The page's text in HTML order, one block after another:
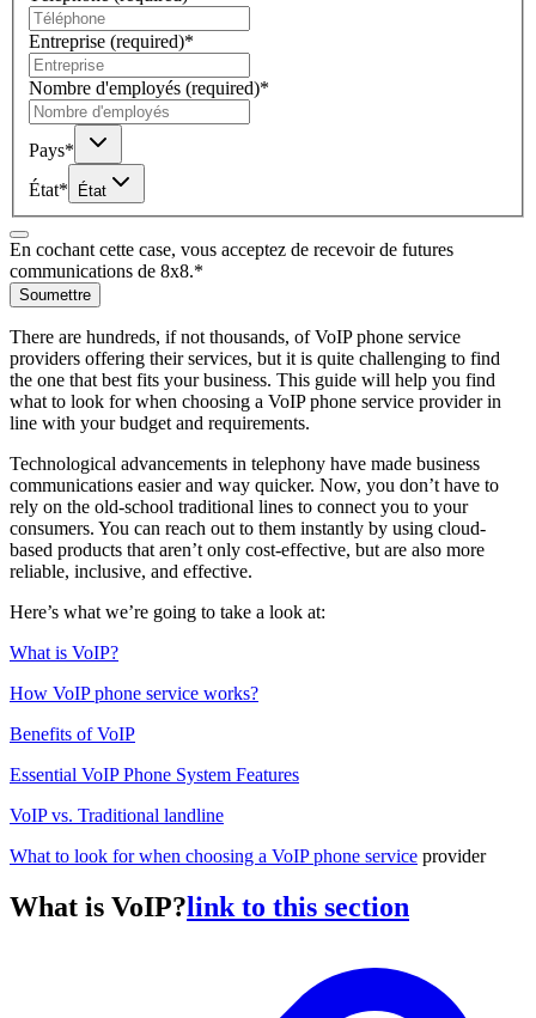
Entreprise (required)*
Nombre d'employés (required)*
Pays*
État* État
En cochant cette case, vous acceptez de recevoir de futures
communications de 8x8.*
Soumettre
There are hundreds, if not thousands, of VoIP phone service
providers offering their services, but it is quite challenging to find
the one that best fits your business. This guide will help you find
what to look for when choosing a VoIP phone service provider in
line with your budget and requirements.
Technological advancements in telephony have made business
communications easier and way quicker. Now, you don’t have to
rely on the old-school traditional lines to connect you to your
consumers. You can reach out to them instantly by using cloud-
based products that aren’t only cost-effective, but are also more
reliable, inclusive, and effective.
Here’s what we’re going to take a look at:
What is VoIP?
How VoIP phone service works?
Benefits of VoIP
Essential VoIP Phone System Features
VoIP vs. Traditional landline
What to look for when choosing a VoIP phone service provider
What is VoIP?link to this section